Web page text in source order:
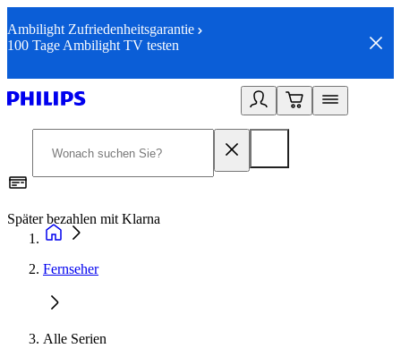
Ambilight Zufriedenheitsgarantie
100 Tage Ambilight TV testen
Später bezahlen mit Klarna
Fernseher
Alle Serien